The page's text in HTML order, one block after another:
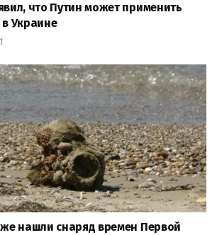
что Путин может применить
Украине
нашли снаряд времен Первой